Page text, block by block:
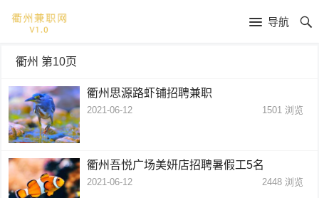
导航
衢州 第10页
衢州思源路虾铺招聘兼职
2021-06-12 1501浏览
衢州吾悦广场美妍店招聘暑假工5名
2021-06-12 2448浏览